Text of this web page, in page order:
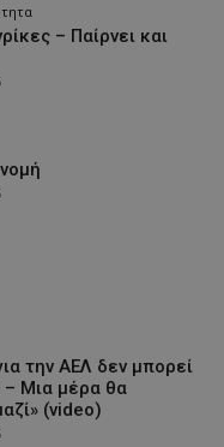
– Παίρνει και
την ΑΕΛ δεν μπορεί
– Μια μέρα θα
(video)